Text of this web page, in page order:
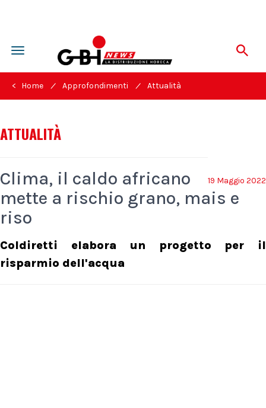
Toggle
navigation
< Home / Approfondimenti / Attualità
ATTUALITÀ
19 Maggio 2022
Clima, il caldo africano
mette a rischio grano, mais e
riso
Coldiretti elabora un progetto per il
risparmio dell'acqua